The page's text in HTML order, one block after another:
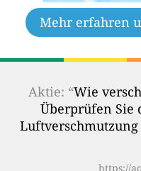
Mehr erfahren
Aktie: “Wie
Überprüfen Sie
https://